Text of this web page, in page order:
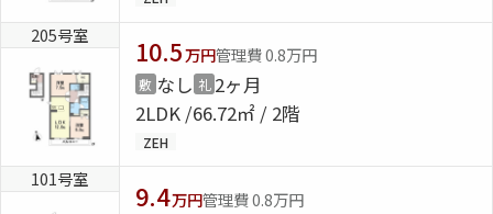
お問い合わせ・よくある質問
シャーメゾンライフ CLUB
らくらくパートナー
シャーメゾンライフ GUARD
らくらくプラチナ
205号室
10.5万円管理費 0.8万円
敷 なし 礼 2ヶ月
2LDK 66.72㎡ / 2階
ZEH
101号室
9.4万円管理費 0.8万円